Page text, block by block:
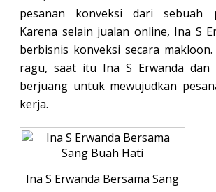
pesanan konveksi dari sebuah
Karena selain jualan online, Ina S
berbisnis konveksi secara
ragu, saat itu Ina S Erwanda dan
berjuang untuk mewujudkan
kerja.
Ina S Erwanda Bersama Sang